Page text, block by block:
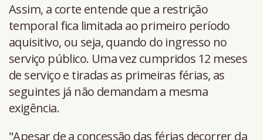
Assim, a corte entende que a restrição
temporal fica limitada ao primeiro período
aquisitivo, ou seja, quando do ingresso no
serviço público. Uma vez cumpridos 12 meses
de serviço e tiradas as primeiras férias, as
seguintes já não demandam a mesma
exigência.
"Apesar de a concessão das férias decorrer da